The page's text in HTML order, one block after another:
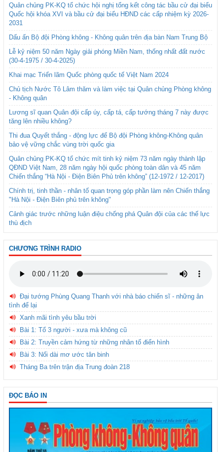
Quân chủng PK-KQ tổ chức hội nghị tổng kết công tác bầu cử đại biểu
Quốc hội khóa XVI và bầu cử đại biểu HĐND các cấp nhiệm kỳ 2026-
2031
Dấu ấn Bộ đội Phòng không - Không quân trên địa bàn Nam Trung Bộ
Lễ kỷ niệm 50 năm Ngày giải phóng Miền Nam, thống nhất đất nước
(30-4-1975 / 30-4-2025)
Khai mạc Triển lãm Quốc phòng quốc tế Việt Nam 2024
Chủ tịch Nước Tô Lâm thăm và làm việc tại Quân chủng Phòng không
- Không quân
Lương sĩ quan Quân đội cấp úy, cấp tá, cấp tướng tháng 7 này được
tăng lên nhiều không?
Thi đua Quyết thắng - động lực để Bộ đội Phòng không-Không quân
bảo vệ vững chắc vùng trời quốc gia
Quân chủng PK-KQ tổ chức mít tinh kỷ niệm 73 năm ngày thành lập
QĐND Việt Nam, 28 năm ngày hội quốc phòng toàn dân và 45 năm
Chiến thắng “Hà Nội - Điện Biên Phủ trên không” (12-1972 / 12-2017)
Chính trị, tinh thần - nhân tố quan trọng góp phần làm nên Chiến thắng
"Hà Nội - Điện Biên phủ trên không"
Cảnh giác trước những luận điệu chống phá Quân đội của các thế lực
thù địch
CHƯƠNG TRÌNH RADIO
Đại tướng Phùng Quang Thanh với nhà báo chiến sĩ - những ân
tình để lại
Xanh mãi tình yêu bầu trời
Bài 1: Tổ 3 người - xưa mà không cũ
Bài 2: Truyền cảm hứng từ những nhân tố điển hình
Bài 3: Nối dài mơ ước tân binh
Tháng Ba trên trận địa Trung đoàn 218
ĐỌC BÁO IN